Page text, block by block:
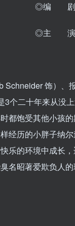
◎编 剧
◎主 演 罗
Schneider 饰）
3个二十年来从没
都饱受其他小孩
经历的小胖子纳
乐的环境中成长
名昭著爱欺负人